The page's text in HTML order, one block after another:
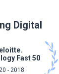
Digital
Fast 50
- 2018